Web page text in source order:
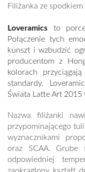
Filiżanka ze
Loveramics to
Połączenie tych
kunszt i wzbudzić
producentom z
kolorach
standardy.
Świata Latte Art 2015
Nazwa filiżanki
przypominającego
wyznacznikami
oraz SCAA. Grube
odpowiedniej